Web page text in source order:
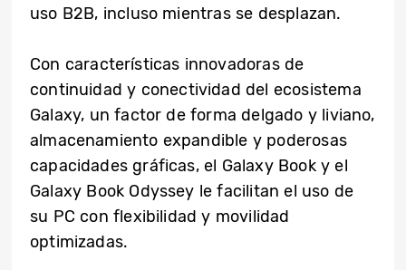
uso B2B, incluso mientras se desplazan.
Con características innovadoras de
continuidad y conectividad del ecosistema
Galaxy, un factor de forma delgado y liviano,
almacenamiento expandible y poderosas
capacidades gráficas, el Galaxy Book y el
Galaxy Book Odyssey le facilitan el uso de
su PC con flexibilidad y movilidad
optimizadas.